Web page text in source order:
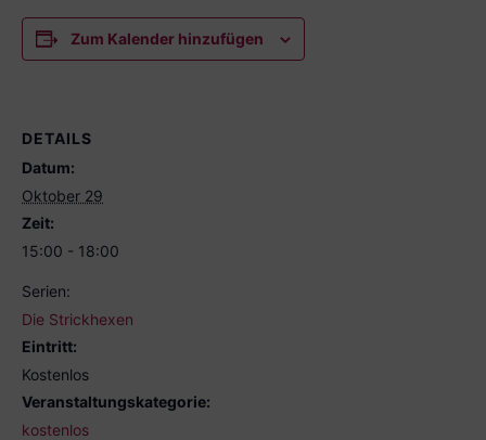
Zum Kalender hinzufügen
DETAILS
Datum:
Oktober 29
Zeit:
15:00 - 18:00
Serien:
Die Strickhexen
Eintritt:
Kostenlos
Veranstaltungskategorie:
kostenlos